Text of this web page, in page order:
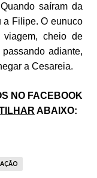
saíram da
a Filipe. O eunuco
cheio de
adiante,
a Cesareia.
NO FACEBOOK
ABAIXO: